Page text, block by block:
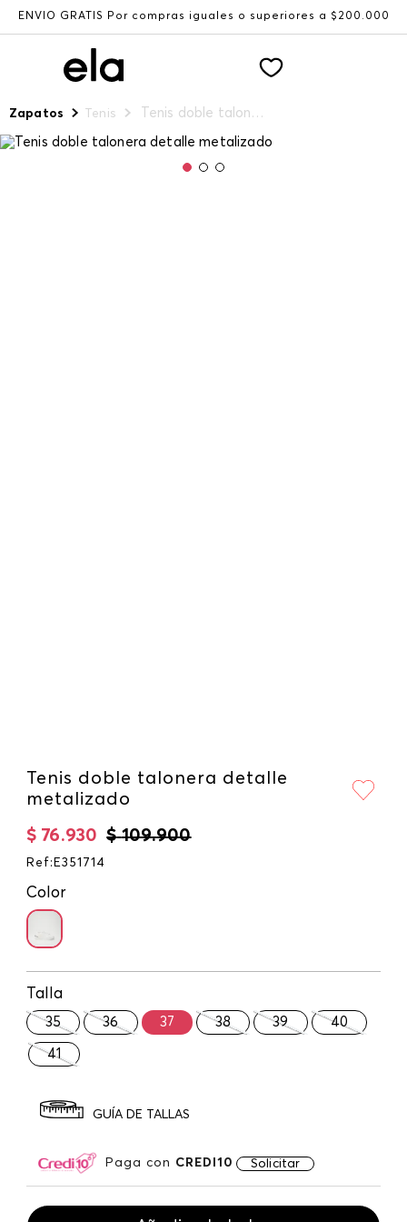
ENVÍO GRATIS Por compras iguales o superiores a $200.000
Zapatos Tenis Tenis doble talonera detalle metalizado
Tenis doble talonera detalle
metalizado
$ 109.900
$ 76.930
Ref : E351714
Color
Talla
35 36 37 38 39 40
41
GUÍA DE TALLAS
Paga con CREDI10 Solicitar